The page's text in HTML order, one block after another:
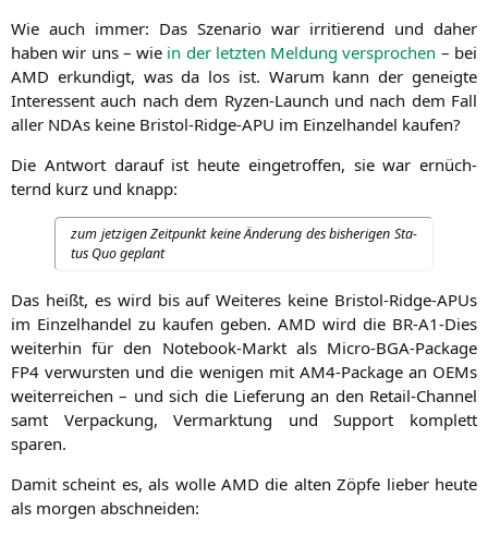
Wie auch immer: Das Sze­na­rio war irri­tie­rend und daher
haben wir uns – wie in der letz­ten Mel­dung ver­spro­chen – bei
AMD erkun­digt, was da los ist. War­um kann der geneig­te
Inter­es­sent auch nach dem Ryzen-Launch und nach dem Fall
aller NDAs kei­ne Bris­tol-Ridge-APU im Ein­zel­han­del kaufen?
Die Ant­wort dar­auf ist heu­te ein­ge­trof­fen, sie war ernüch­
ternd kurz und knapp:
zum jet­zi­gen Zeit­punkt kei­ne Ände­rung des bis­he­ri­gen Sta­
tus Quo geplant
Das heißt, es wird bis auf Wei­te­res kei­ne Bris­tol-Ridge-APUs
im Ein­zel­han­del zu kau­fen geben. AMD wird die BR-A1-Dies
wei­ter­hin für den Note­book-Markt als Micro-BGA-Packa­ge
FP4 ver­wurs­ten und die weni­gen mit AM4-Packa­ge an OEMs
wei­ter­rei­chen – und sich die Lie­fe­rung an den Retail-Chan­nel
samt Ver­pa­ckung, Ver­mark­tung und Sup­port kom­plett
sparen.
Damit scheint es, als wol­le AMD die alten Zöp­fe lie­ber heu­te
als mor­gen abschneiden: